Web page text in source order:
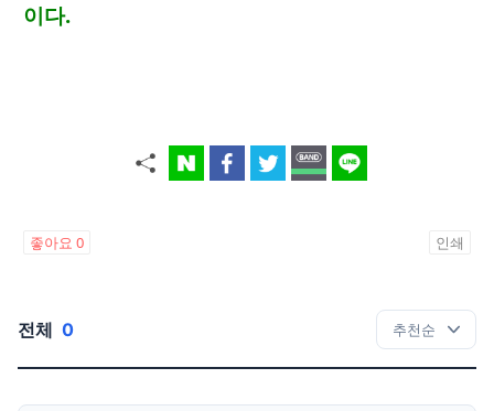
이다.
좋아요 0 인쇄
전체 0